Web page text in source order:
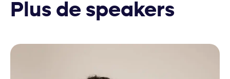
Plus de speakers